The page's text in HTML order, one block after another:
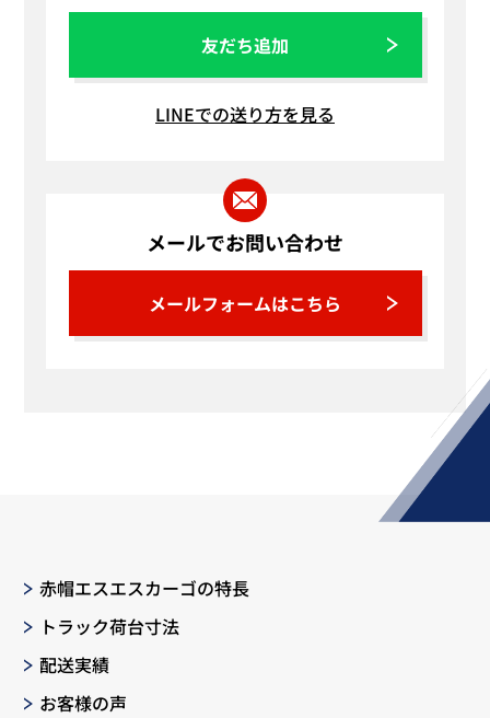
友だち追加
LINEでの送り方を見る
メールでお問い合わせ
メールフォームはこちら
赤帽エスエスカーゴの特長
トラック荷台寸法
配送実績
お客様の声